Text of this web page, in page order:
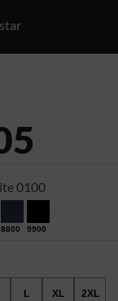
0100
8800 9900
L XL 2XL